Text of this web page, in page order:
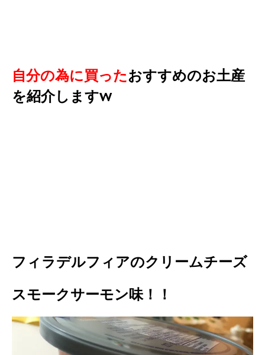
自分の為に買ったおすすめのお土産
を紹介しますw
フィラデルフィアのクリームチーズ
スモークサーモン味！！